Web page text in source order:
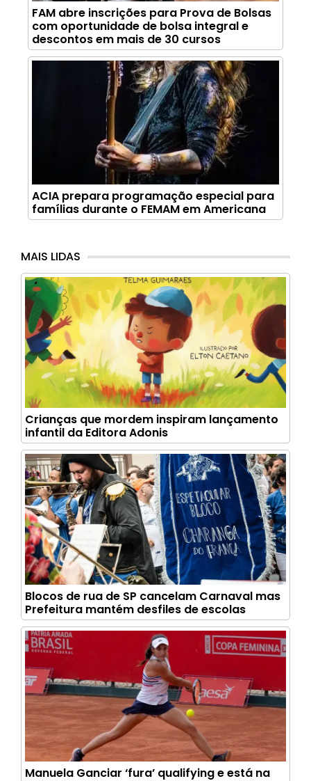
FAM abre inscrições para Prova de Bolsas
com oportunidade de bolsa integral e
descontos em mais de 30 cursos
ACIA prepara programação especial para
famílias durante o FEMAM em Americana
MAIS LIDAS
Crianças que mordem inspiram lançamento
infantil da Editora Adonis
Blocos de rua de SP cancelam Carnaval mas
Prefeitura mantém desfiles de escolas
Manuela Ganciar ‘fura’ qualifying e está na